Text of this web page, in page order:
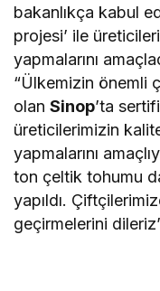
bakanlıkça kabul
projesi’ ile
yapmalarını
“Ülkemizin önemli
olanSinop’ta
üreticilerimizin
yapmalarını
ton çeltik tohumu
yapıldı.
geçirmelerini